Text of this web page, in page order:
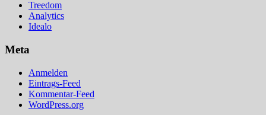
Treedom
Analytics
Idealo
Meta
Anmelden
Eintrags-Feed
Kommentar-Feed
WordPress.org